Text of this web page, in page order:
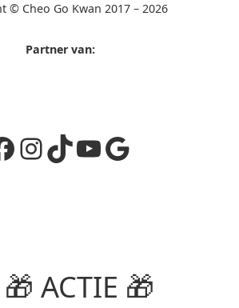
© Cheo Go Kwan 2017 – 2026
Partner van:
InstagramTikTok YouTube Google
🎁 ACTIE 🎁